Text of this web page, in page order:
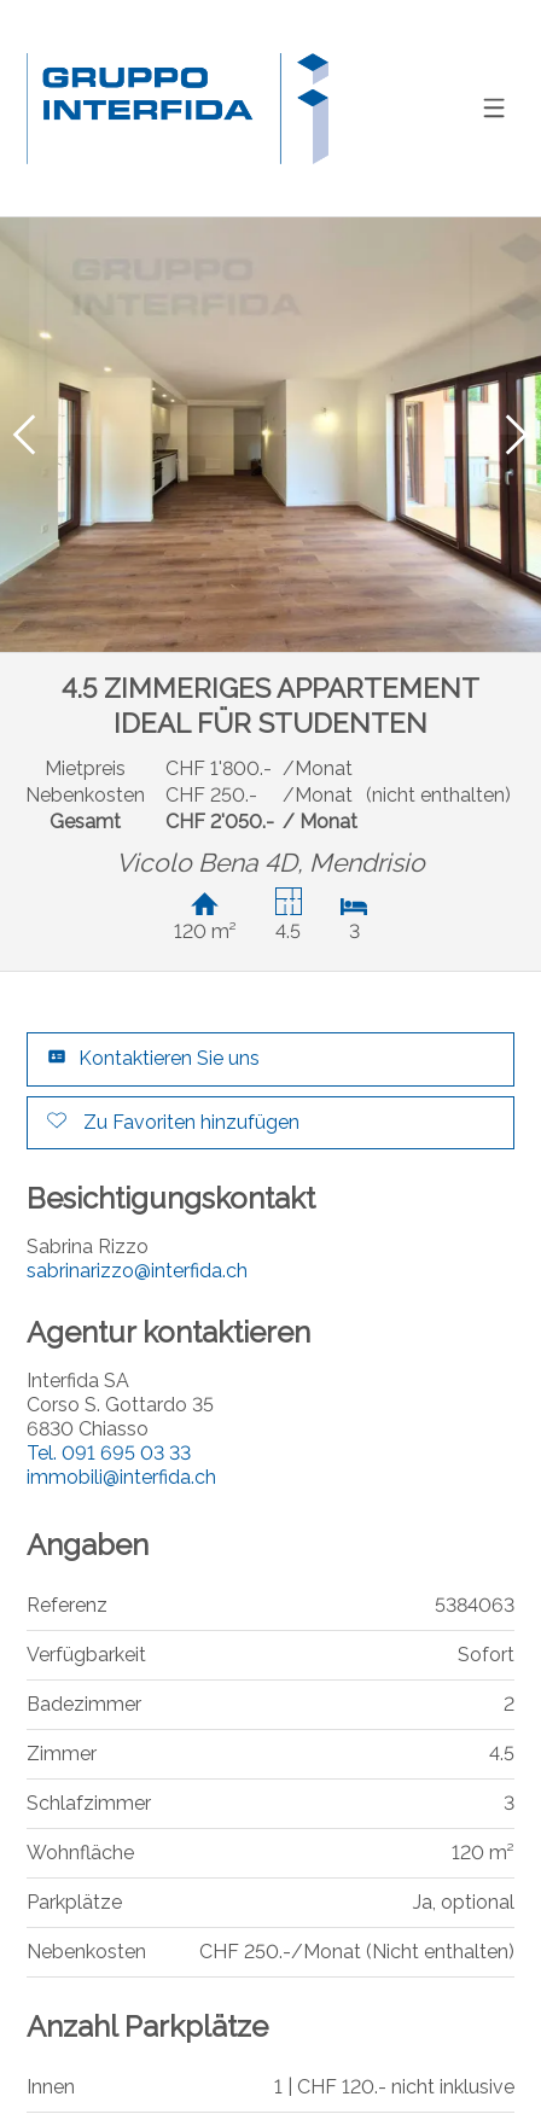
4.5 ZIMMERIGES APPARTEMENT
IDEAL FÜR STUDENTEN
Mietpreis CHF 1'800.- /Monat
Nebenkosten
CHF 250.- /Monat
(nicht enthalten)
Gesamt
CHF 2'050.- / Monat
Vicolo Bena 4D, Mendrisio
120 m² 4.5 3
Kontaktieren Sie uns
Zu Favoriten hinzufügen
Besichtigungskontakt
Sabrina Rizzo
sabrinarizzo@interfida.ch
Agentur kontaktieren
Interfida SA
Corso S. Gottardo 35
6830 Chiasso
Tel.091 695 03 33
immobili@interfida.ch
Angaben
Referenz 5384063
Verfügbarkeit Sofort
Badezimmer 2
Zimmer 4.5
Schlafzimmer 3
Wohnfläche 120 m²
Parkplätze Ja, optional
Nebenkosten CHF 250.-/Monat (Nicht enthalten)
Anzahl Parkplätze
Innen 1 | CHF 120.- nicht inklusive